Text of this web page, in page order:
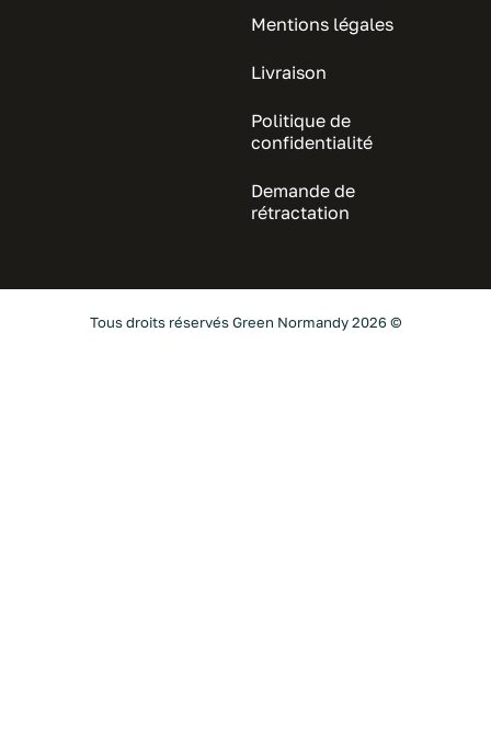
Mentions légales
Livraison
Politique de
confidentialité
Demande de
rétractation
Tous droits réservés Green Normandy 2026 ©